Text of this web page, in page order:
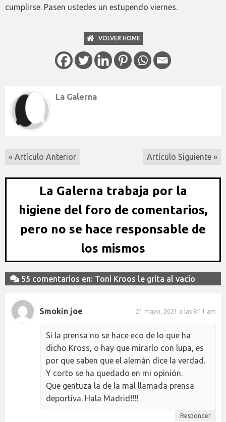
cumplirse. Pasen ustedes un estupendo viernes.
VOLVER HOME
La Galerna
« Artículo Anterior Artículo Siguiente »
La Galerna trabaja por la
higiene del foro de comentarios,
pero no se hace responsable de
los mismos
55 comentarios en: Toni Kroos le grita al vacío
Smokin joe 21 mayo, 2021 a las 9:11 am
Si la prensa no se hace eco de lo que ha
dicho Kross, o hay que mirarlo con lupa, es
por que saben que el alemán dice la verdad.
Y corto se ha quedado en mi opinión.
Que gentuza la de la mal llamada prensa
deportiva. Hala Madrid!!!!
Responder